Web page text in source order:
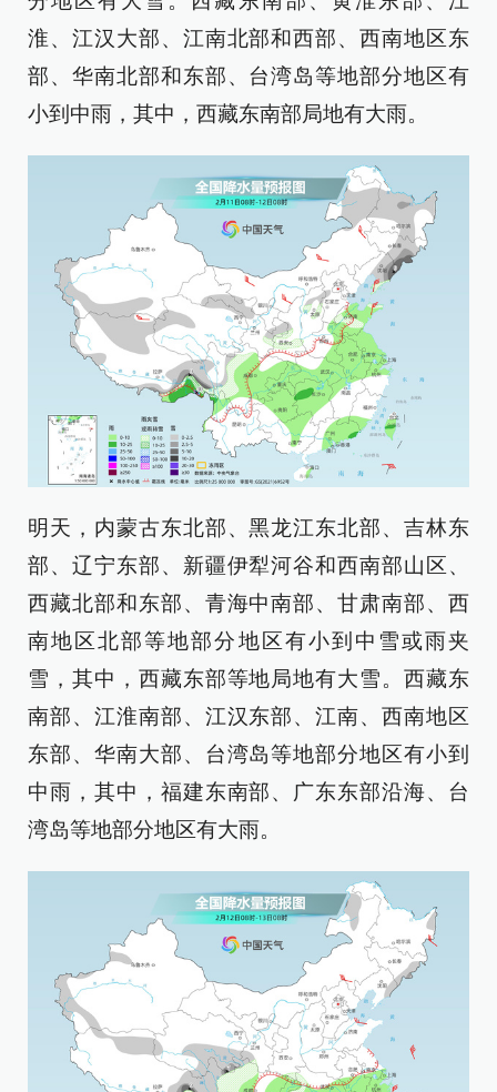
淮、江汉大部、江南北部和西部、西南地区东
部、华南北部和东部、台湾岛等地部分地区有
小到中雨，其中，西藏东南部局地有大雨。
明天，内蒙古东北部、黑龙江东北部、吉林东
部、辽宁东部、新疆伊犁河谷和西南部山区、
西藏北部和东部、青海中南部、甘肃南部、西
南地区北部等地部分地区有小到中雪或雨夹
雪，其中，西藏东部等地局地有大雪。西藏东
南部、江淮南部、江汉东部、江南、西南地区
东部、华南大部、台湾岛等地部分地区有小到
中雨，其中，福建东南部、广东东部沿海、台
湾岛等地部分地区有大雨。